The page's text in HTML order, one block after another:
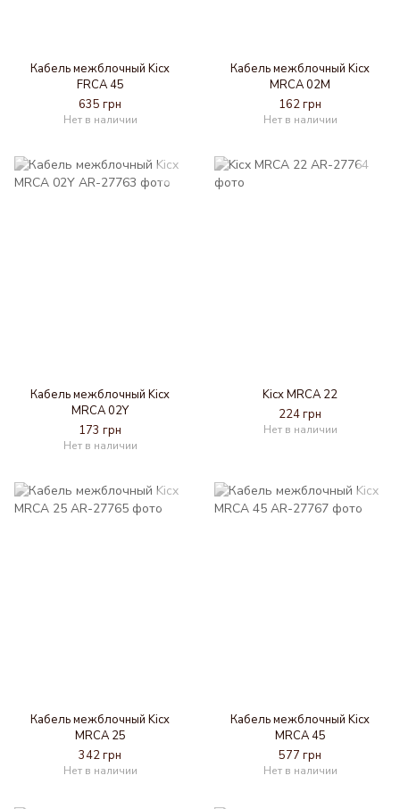
Кабель межблочный Kicx
FRCA 45
635 грн
Нет в наличии
Кабель межблочный Kicx
MRCA 02M
162 грн
Нет в наличии
Кабель межблочный Kicx
MRCA 02Y
173 грн
Нет в наличии
Kicx MRCA 22
224 грн
Нет в наличии
Кабель межблочный Kicx
MRCA 25
342 грн
Нет в наличии
Кабель межблочный Kicx
MRCA 45
577 грн
Нет в наличии